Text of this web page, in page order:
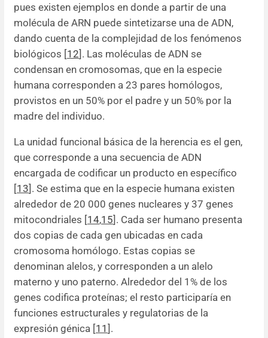
pues existen ejemplos en donde a partir de una
molécula de ARN puede sintetizarse una de ADN,
dando cuenta de la complejidad de los fenómenos
biológicos [12]. Las moléculas de ADN se
condensan en cromosomas, que en la especie
humana corresponden a 23 pares homólogos,
provistos en un 50% por el padre y un 50% por la
madre del individuo.
La unidad funcional básica de la herencia es el gen,
que corresponde a una secuencia de ADN
encargada de codificar un producto en específico
[13]. Se estima que en la especie humana existen
alrededor de 20 000 genes nucleares y 37 genes
mitocondriales [14,15]. Cada ser humano presenta
dos copias de cada gen ubicadas en cada
cromosoma homólogo. Estas copias se
denominan alelos, y corresponden a un alelo
materno y uno paterno. Alrededor del 1% de los
genes codifica proteínas; el resto participaría en
funciones estructurales y regulatorias de la
expresión génica [11 ].